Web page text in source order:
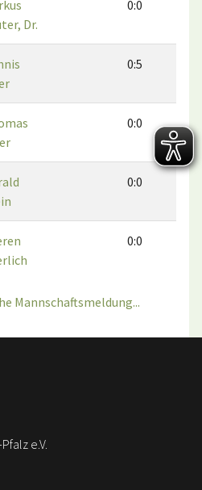
Dr.
0:0
0:5
0:0 0:0
0:0
0:0
Mannschaftsmeldung...
e.V.